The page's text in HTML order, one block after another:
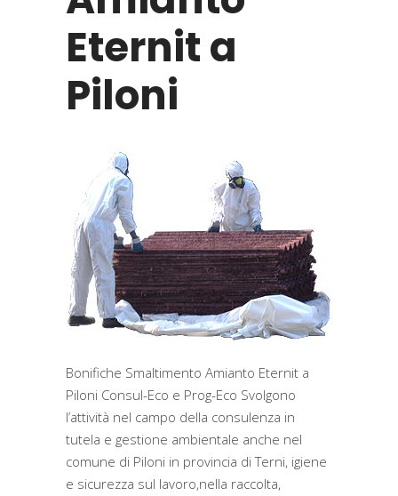
Eternit a
Piloni
Bonifiche Smaltimento Amianto Eternit a
Piloni Consul-Eco e Prog-Eco Svolgono
l’attività nel campo della consulenza in
tutela e gestione ambientale anche nel
comune di Piloni in provincia di Terni, igiene
e sicurezza sul lavoro,nella raccolta,